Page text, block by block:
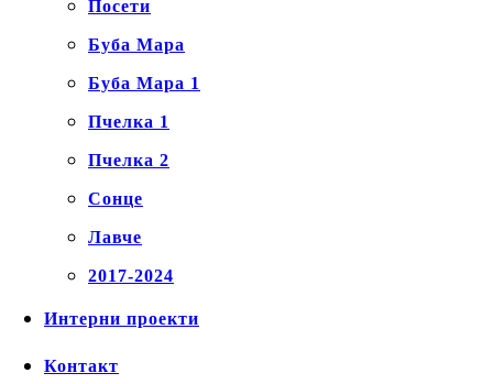
Посети
Буба Мара
Буба Мара 1
Пчелка 1
Пчелка 2
Сонце
Лавче
2017-2024
Интерни проекти
Контакт